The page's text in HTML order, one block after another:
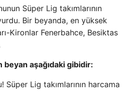
Süper Lig takımlarının
Bir beyanda, en yüksek
Kironlar Fenerbahce, Besiktas
beyan aşağıdaki gibidir: